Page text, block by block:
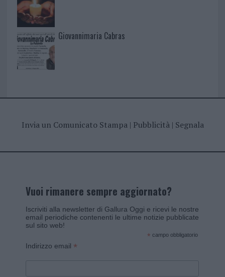
Giovannimaria Cabras
Invia un Comunicato Stampa| Pubblicità| Segnala
Vuoi rimanere sempre aggiornato?
Iscriviti alla newsletter di Gallura Oggi e ricevi le nostre
email periodiche contenenti le ultime notizie pubblicate
sul sito web!
* campo obbligatorio
Indirizzo email *